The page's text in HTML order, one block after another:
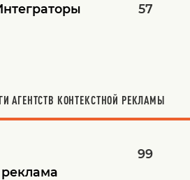
57
АГЕНТСТВ КОНТЕКСТНОЙ РЕКЛАМЫ
99